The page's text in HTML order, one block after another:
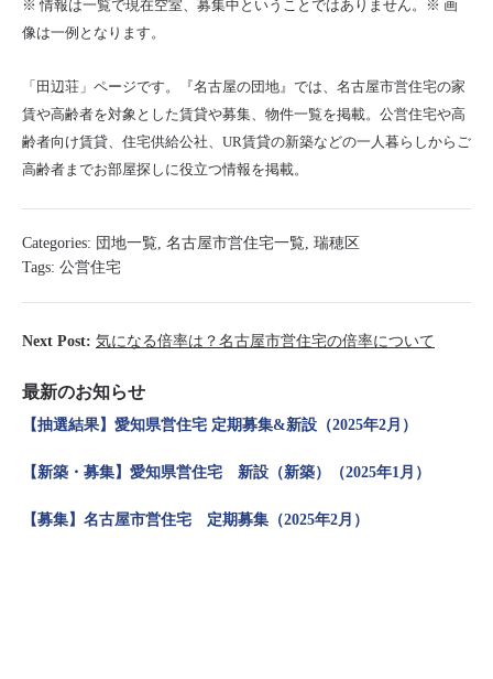
※ 情報は一覧で現在空室、募集中ということではありません。※ 画
像は一例となります。
「田辺荘」ページです。『名古屋の団地』では、名古屋市営住宅の家
賃や高齢者を対象とした賃貸や募集、物件一覧を掲載。公営住宅や高
齢者向け賃貸、住宅供給公社、UR賃貸の新築などの一人暮らしからご
高齢者までお部屋探しに役立つ情報を掲載。
Categories: 団地一覧, 名古屋市営住宅一覧, 瑞穂区
Tags: 公営住宅
Next Post: 気になる倍率は？名古屋市営住宅の倍率について
最新のお知らせ
【抽選結果】愛知県営住宅 定期募集&新設（2025年2月）
【新築・募集】愛知県営住宅 新設（新築）（2025年1月）
【募集】名古屋市営住宅 定期募集（2025年2月）